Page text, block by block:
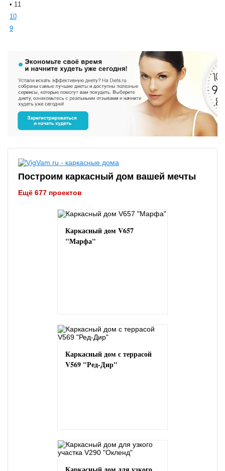
• 11
10
9
Построим каркасный дом вашей мечты
Ещё 677 проектов
Каркасный дом V657
"Марфа"
Каркасный дом с террасой
V569 "Ред-Дир"